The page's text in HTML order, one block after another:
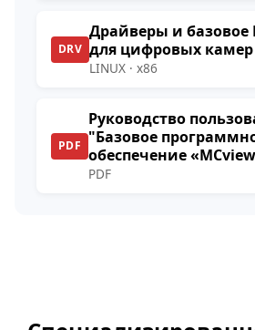
DRV
Драйверы и базовое
для цифровых
LINUX · x86
PDF
Руководство
"Базовое
обеспечение
PDF